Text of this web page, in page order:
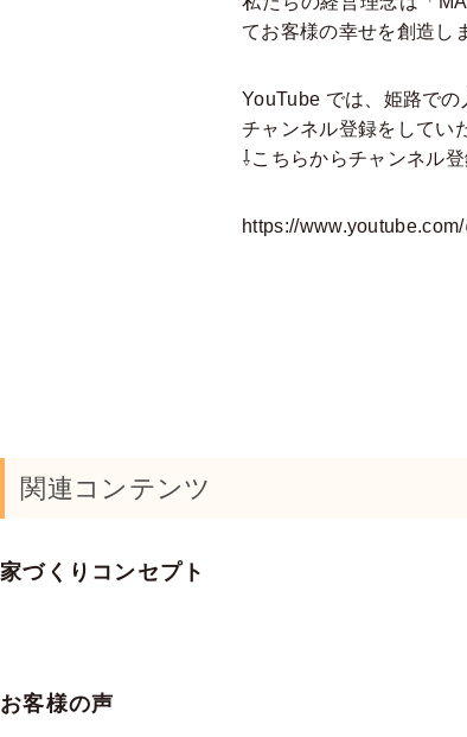
てお客様の幸せを創造し
YouTube では、姫路での
チャンネル登録をしてい
⇩こちらからチャンネル
https://
関連コンテンツ
家づくりコンセプト
お客様の声